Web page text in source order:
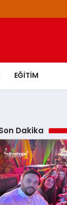
EĞITIM
Dakika